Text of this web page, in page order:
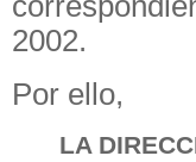
2002.
Por ello,
LA